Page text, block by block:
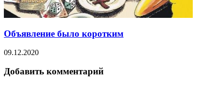
Объявление было коротким
09.12.2020
Добавить комментарий